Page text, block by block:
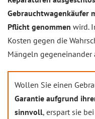
Gebrauchtwagenkäufer
Pflicht genommen wird.
Kosten gegen die
Mängeln gegeneinander
Wollen Sie einen
Garantie aufgrund
sinnvoll, erspart sie